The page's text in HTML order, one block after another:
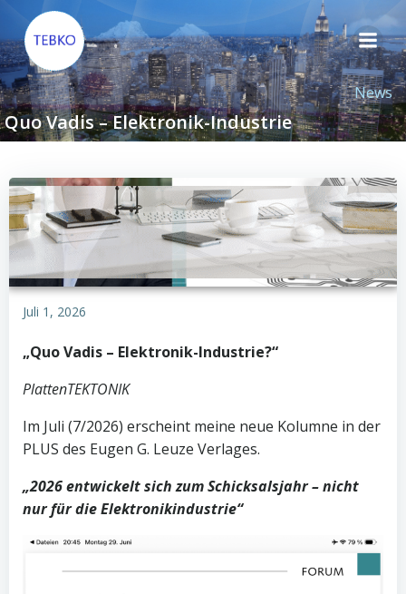
Inhalt
springen
News
Quo Vadis – Elektronik-Industrie
Juli 1, 2026
„Quo Vadis – Elektronik-Industrie?“
PlattenTEKTONIK
Im Juli (7/2026) erscheint meine neue Kolumne in der
PLUS des Eugen G. Leuze Verlages.
„2026 entwickelt sich zum Schicksalsjahr – nicht
nur für die Elektronikindustrie“